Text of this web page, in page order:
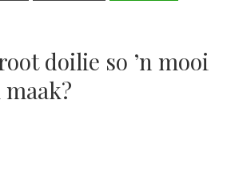
doilie so ’n mooi